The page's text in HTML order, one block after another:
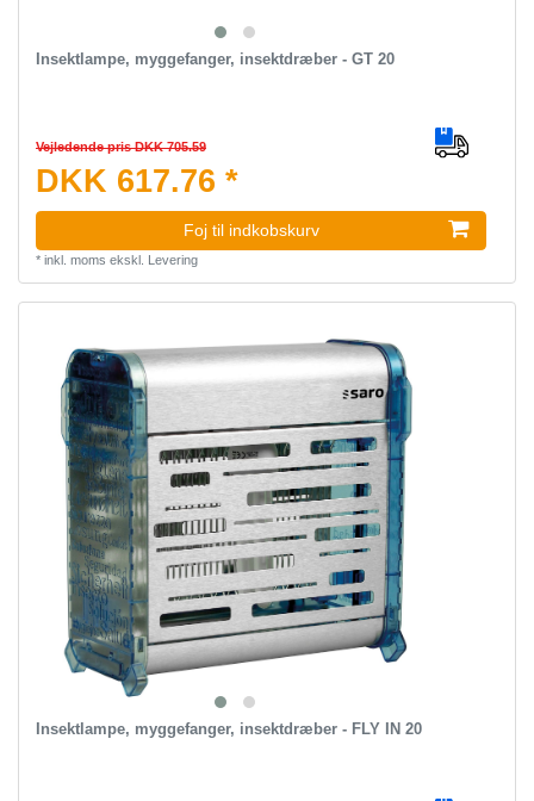
Insektlampe, myggefanger, insektdræber - GT 20
Vejledende pris DKK 705.59
DKK 617.76 *
Foj til indkobskurv
* inkl. moms ekskl. Levering
Insektlampe, myggefanger, insektdræber - FLY IN 20